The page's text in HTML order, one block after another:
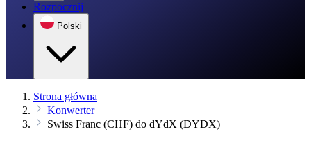
Rozpocznij
Polski
Strona główna
Konwerter
Swiss Franc (CHF) do dYdX (DYDX)